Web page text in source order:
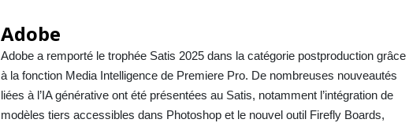
Adobe
Adobe a remporté le trophée Satis 2025 dans la catégorie postproduction grâce
à la fonction Media Intelligence de Premiere Pro. De nombreuses nouveautés
liées à l’IA générative ont été présentées au Satis, notamment l’intégration de
modèles tiers accessibles dans Photoshop et le nouvel outil Firefly Boards,